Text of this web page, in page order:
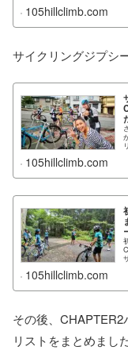
105hillclimb.com
サイクリングジプシ
105hillclimb.com
105hillclimb.com
その後、
リストをまとめまし